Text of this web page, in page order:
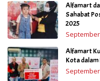
Alfamart
Sahabat
2025
Alfamart
Kota dalam